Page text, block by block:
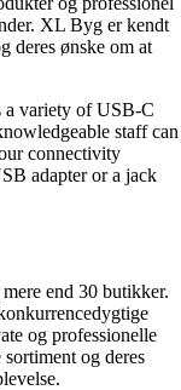
XL Byg er kendt
deres ønske om at
a variety of USB-C
staff can
connectivity
adapter or a jack
end 30 butikker.
og professionelle
og deres